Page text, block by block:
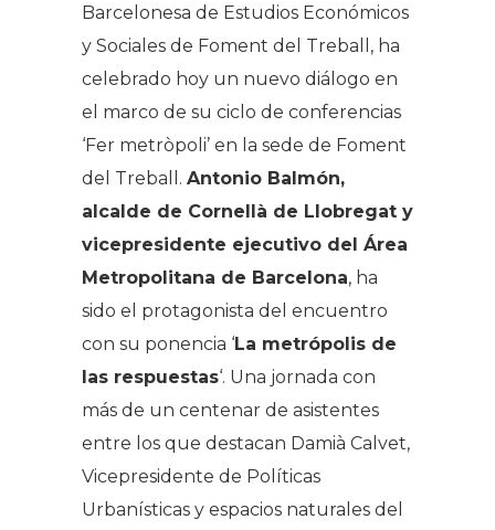
Barcelonesa de Estudios Económicos
y Sociales de Foment del Treball, ha
celebrado hoy un nuevo diálogo en
el marco de su ciclo de conferencias
‘Fer metròpoli’ en la sede de Foment
del Treball. Antonio Balmón,
alcalde de Cornellà de Llobregat y
vicepresidente ejecutivo del Área
Metropolitana de Barcelona, ha
sido el protagonista del encuentro
con su ponencia ‘La metrópolis de
las respuestas‘. Una jornada con
más de un centenar de asistentes
entre los que destacan Damià Calvet,
Vicepresidente de Políticas
Urbanísticas y espacios naturales del